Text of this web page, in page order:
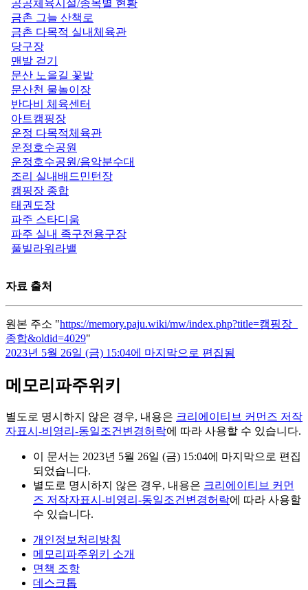
공공체육시설/종목별 현황
금촌 그늘 산책로
금촌 다목적 실내체육관
당구장
맨발 걷기
문산 노을길 꽃밭
문산천 물놀이장
반다비 체육센터
아트캠핑장
운정 다목적체육관
운정호수공원
운정호수공원/음악분수대
조리 실내배드민턴장
캠핑장 종합
태권도장
파주 스타디움
파주 실내 족구전용구장
풀빌라워라밸
자료 출처
원본 주소 "https://memory.paju.wiki/mw/index.php?title=캠핑장_
종합&oldid=4029"
2023년 5월 26일 (금) 15:04에 마지막으로 편집됨
메모리파주위키
별도로 명시하지 않은 경우, 내용은 크리에이티브 커먼즈 저작
자표시-비영리-동일조건변경허락에 따라 사용할 수 있습니다.
이 문서는 2023년 5월 26일 (금) 15:04에 마지막으로 편집
되었습니다.
별도로 명시하지 않은 경우, 내용은 크리에이티브 커먼
즈 저작자표시-비영리-동일조건변경허락에 따라 사용할
수 있습니다.
개인정보처리방침
메모리파주위키 소개
면책 조항
데스크톱